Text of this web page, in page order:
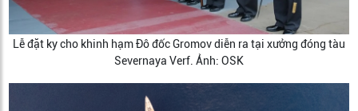
Lễ đặt ky cho khinh hạm Đô đốc Gromov diễn ra tại xưởng đóng tàu
Severnaya Verf. Ảnh: OSK